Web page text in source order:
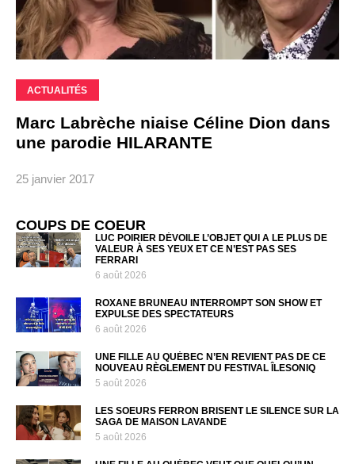
ACTUALITÉS
Marc Labrèche niaise Céline Dion dans
une parodie HILARANTE
25 janvier 2017
COUPS DE COEUR
LUC POIRIER DÉVOILE L’OBJET QUI A LE PLUS DE
VALEUR À SES YEUX ET CE N’EST PAS SES
FERRARI
6 août 2026
ROXANE BRUNEAU INTERROMPT SON SHOW ET
EXPULSE DES SPECTATEURS
6 août 2026
UNE FILLE AU QUÉBEC N’EN REVIENT PAS DE CE
NOUVEAU RÈGLEMENT DU FESTIVAL ÎLESONIQ
5 août 2026
LES SOEURS FERRON BRISENT LE SILENCE SUR LA
SAGA DE MAISON LAVANDE
5 août 2026